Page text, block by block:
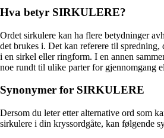
Hva betyr SIRKULERE?
Ordet sirkulere kan ha flere betydninger
det brukes i. Det kan referere til spredning,
i en sirkel eller ringform. I en annen
noe rundt til ulike parter for gjennomgang
Synonymer for SIRKULERE
Dersom du leter etter alternative ord som
sirkulere i din kryssordgåte, kan følgende